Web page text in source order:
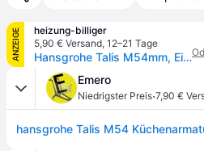
ANZEIGE
heizung-billiger
5,90 € Versand, 12–21 Tage
Hansgrohe Talis M54mm, Einhebel-Küchenmischer 270mm, 8l/min, Ausziehauslauf, 1jet, Mattschwarz 72808670
Emero
Niedrigster Preis·7,90 €